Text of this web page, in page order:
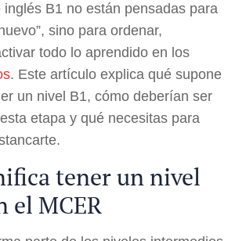
inglés B1 no están pensadas para
sino para ordenar,
todo lo aprendido en los
. Este artículo explica qué supone
un nivel B1, cómo deberían ser
etapa y qué necesitas para
tener un nivel
el MCER